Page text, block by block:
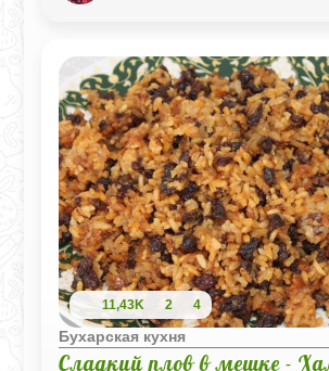
11,43K 2 4
Бухарская кухня
Сладкий плов в мешке -